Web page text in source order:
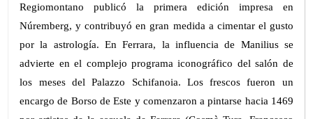
Regiomontano publicó la primera edición impresa en
Núremberg, y contribuyó en gran medida a cimentar el gusto
por la astrología. En Ferrara, la influencia de Manilius se
advierte en el complejo programa iconográfico del salón de
los meses del Palazzo Schifanoia. Los frescos fueron un
encargo de Borso de Este y comenzaron a pintarse hacia 1469